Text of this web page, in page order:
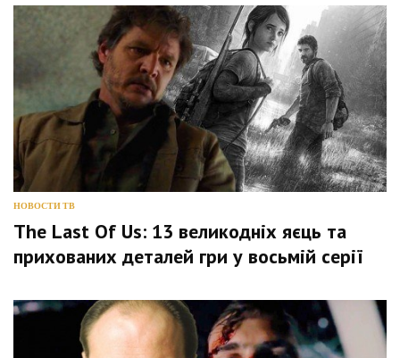
НОВОСТИ ТВ
The Last Of Us: 13 великодніх яєць та
прихованих деталей гри у восьмій серії